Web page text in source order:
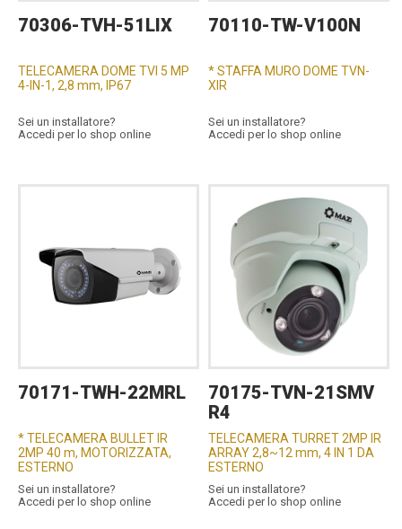
70306-TVH-51LIX
TELECAMERA DOME TVI 5 MP
4-IN-1, 2,8 mm, IP67
Sei un installatore?
Accedi per lo shop online
70110-TW-V100N
* STAFFA MURO DOME TVN-
XIR
Sei un installatore?
Accedi per lo shop online
70171-TWH-22MRL
* TELECAMERA BULLET IR
2MP 40 m, MOTORIZZATA,
ESTERNO
Sei un installatore?
Accedi per lo shop online
70175-TVN-21SMV
R4
TELECAMERA TURRET 2MP IR
ARRAY 2,8~12 mm, 4 IN 1 DA
ESTERNO
Sei un installatore?
Accedi per lo shop online